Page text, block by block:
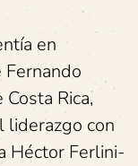
en
Fernando
Rica,
liderazgo con
Héctor Ferlini-